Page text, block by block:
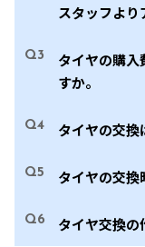
スタッフより
Q3
タイヤの購入
すか。
Q4 タイヤの交換
Q5 タイヤの交換
Q6 タイヤ交換の